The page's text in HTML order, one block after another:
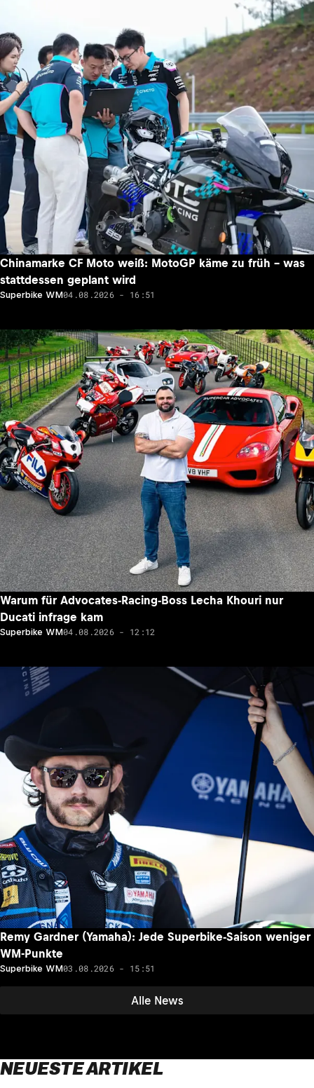
Alle News
Chinamarke CF Moto weiß: MotoGP käme zu früh – was
stattdessen geplant wird
Superbike WM04.08.2026 - 16:51
Warum für Advocates-Racing-Boss Lecha Khouri nur
Ducati infrage kam
Superbike WM04.08.2026 - 12:12
Remy Gardner (Yamaha): Jede Superbike-Saison weniger
WM-Punkte
Superbike WM03.08.2026 - 15:51
NEUESTE ARTIKEL